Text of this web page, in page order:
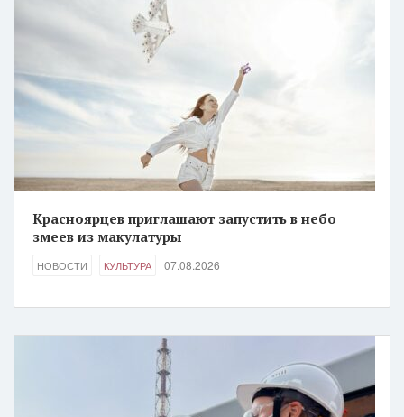
Красноярцев приглашают запустить в небо
змеев из макулатуры
НОВОСТИ КУЛЬТУРА 07.08.2026